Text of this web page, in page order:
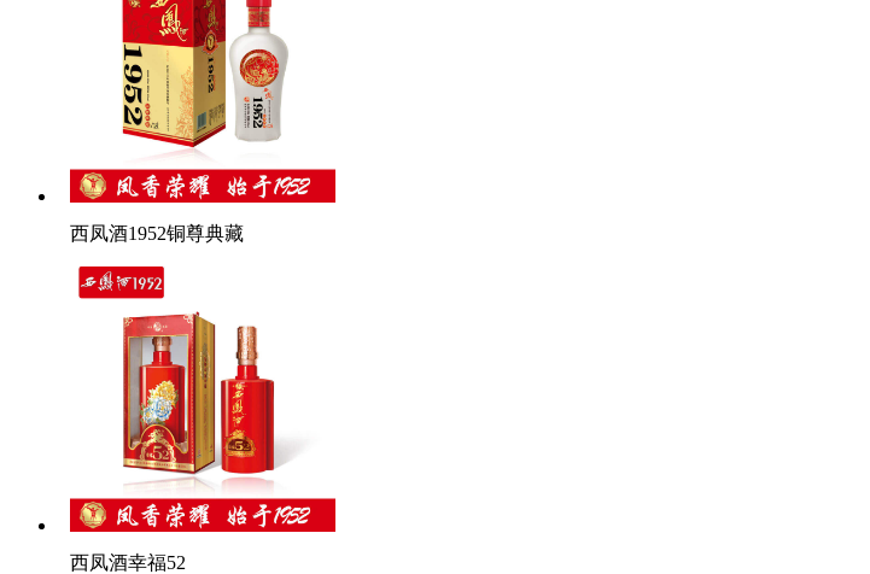
西凤酒1952铜尊典藏
西凤酒幸福52